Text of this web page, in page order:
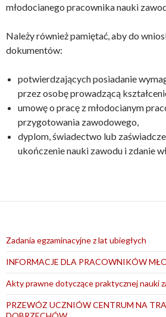
młodocianego pracownika nauki
Należy również pamiętać, aby do
dokumentów:
potwierdzających posiadanie
przez osobę prowadzącą
umowę o pracę z młodocianym
przygotowania zawodowego,
dyplom, świadectwo lub
ukończenie nauki zawodu i zdanie
Zadania egzaminacyjne z lat ubiegłych
INFORMACJE DLA PRACOWNIKÓW
Akty prawne dotyczące praktycznej nauki
PRZEWÓZ UCZNIÓW CENTRUM NA